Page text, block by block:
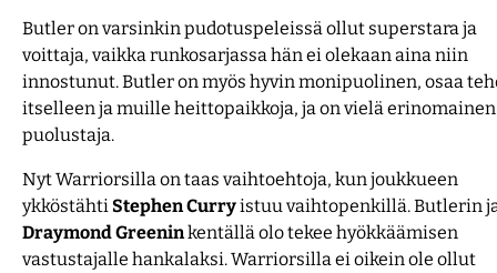
Butler on varsinkin pudotuspeleissä ollut superstara ja
voittaja, vaikka runkosarjassa hän ei olekaan aina niin
innostunut. Butler on myös hyvin monipuolinen, osaa
itselleen ja muille heittopaikkoja, ja on vielä erinomainen
puolustaja.
Nyt Warriorsilla on taas vaihtoehtoja, kun joukkueen
ykköstähti StephenCurryistuu vaihtopenkillä. Butlerin
DraymondGreeninkentällä olo tekee hyökkäämisen
vastustajalle hankalaksi. Warriorsilla ei oikein ole ollut